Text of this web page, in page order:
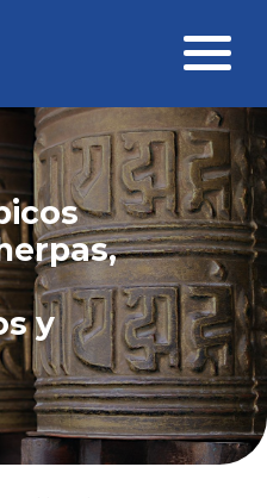
viajero
y